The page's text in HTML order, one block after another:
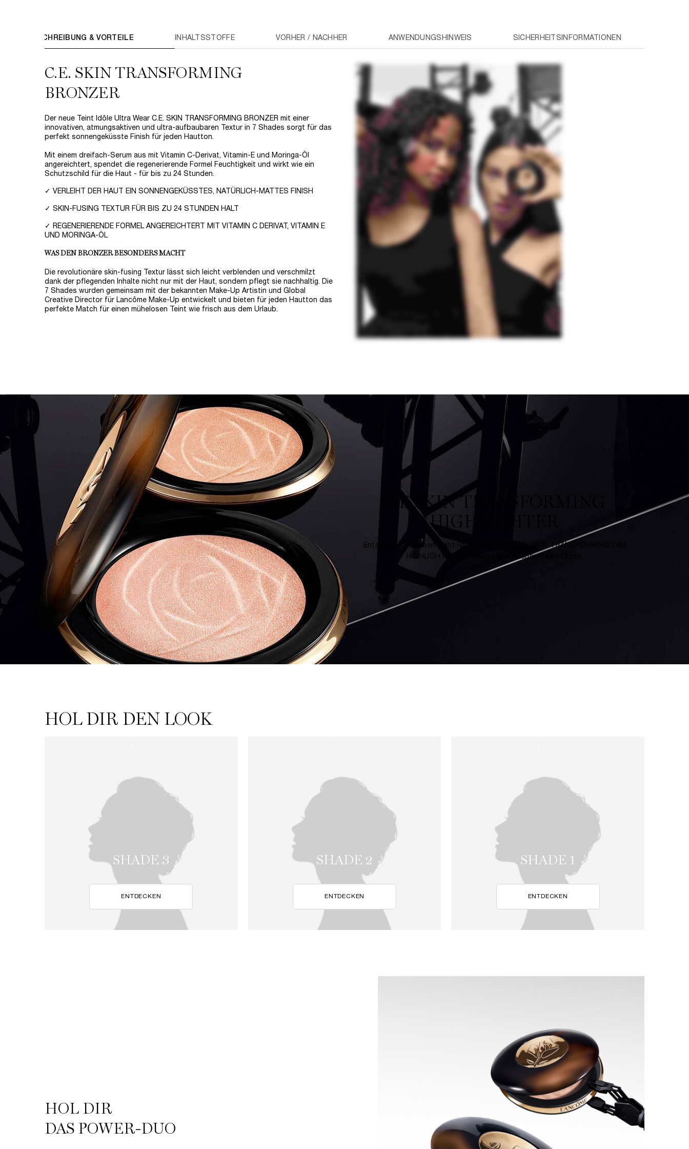
BESCHREIBUNG & VORTEILE INHALTSSTOFFE VORHER / NACHHER ANWENDUNGSHINWEIS SICHERHEITSINFORMATIONEN
C.E. SKIN TRANSFORMING
BRONZER
Der neue Teint Idôle Ultra Wear C.E. SKIN TRANSFORMING BRONZER mit einer
innovativen, atmungsaktiven und ultra-aufbaubaren Textur in 7 Shades sorgt für das
perfekt sonnengeküsste Finish für jeden Hautton.
Mit einem dreifach-Serum aus mit Vitamin C-Derivat, Vitamin-E und Moringa-Öl
angereichtert, spendet die regenerierende Formel Feuchtigkeit und wirkt wie ein
Schutzschild für die Haut - für bis zu 24 Stunden.
✓ VERLEIHT DER HAUT EIN SONNENGEKÜSSTES, NATÜRLICH-MATTES FINISH
✓ SKIN-FUSING TEXTUR FÜR BIS ZU 24 STUNDEN HALT
✓ REGENERIERENDE FORMEL ANGEREICHTERT MIT VITAMIN C DERIVAT, VITAMIN E
UND MORINGA-ÖL
WAS DEN BRONZER BESONDERS MACHT
Die revolutionäre skin-fusing Textur lässt sich leicht verblenden und verschmilzt
dank der pflegenden Inhalte nicht nur mit der Haut, sondern pflegt sie nachhaltig. Die
7 Shades wurden gemeinsam mit der bekannten Make-Up Artistin und Global
Creative Director für Lancôme Make-Up entwickelt und bieten für jeden Hautton das
perfekte Match für einen mühelosen Teint wie frisch aus dem Urlaub.
C.E SKIN TRANSFORMING
HIGHLIGHTER
Entdecke den neuen Teint Idole Ultra Wear C.E. SKIN TRANSFORMING 24H
HIGHLIGHTER, für einen multidimensionalen Glanz.
HOL DIR DEN LOOKHOL DIR DEN LOOK
SHADE 3
ENTDECKEN
SHADE 2
ENTDECKEN
SHADE 1
ENTDECKEN
HOL DIR
DAS POWER-DUO